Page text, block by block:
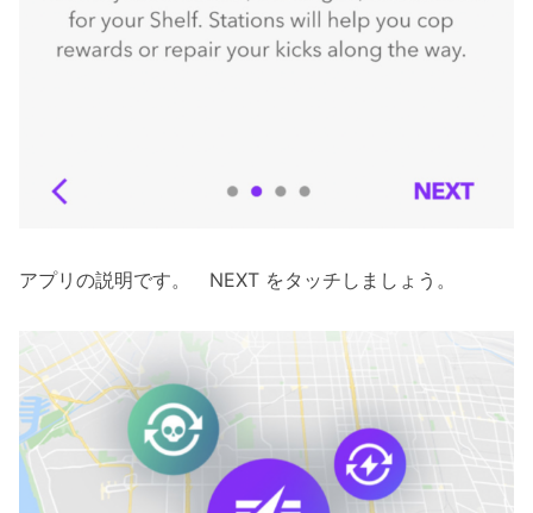
アプリの説明です。 NEXT をタッチしましょう。